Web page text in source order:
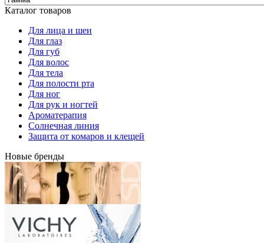
Каталог товаров
Для лица и шеи
Для глаз
Для губ
Для волос
Для тела
Для полости рта
Для ног
Для рук и ногтей
Ароматерапия
Солнечная линия
Защита от комаров и клещей
Новые бренды